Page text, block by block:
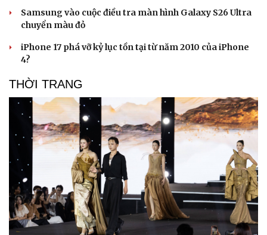
Samsung bắt kịp đối thủ Trung Quốc với công
nghệ pin silicon-carbon
Samsung chính thức ra mắt kính thông minh tích hợp
Gemini AI
Chi tiết trong iOS 27 tiết lộ thiết kế chưa từng có trên
iPhone
Samsung vào cuộc điều tra màn hình Galaxy S26 Ultra
chuyển màu đỏ
iPhone 17 phá vỡ kỷ lục tồn tại từ năm 2010 của iPhone
4?
THỜI TRANG